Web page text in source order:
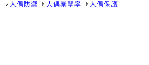
人偶防禦 人偶暴擊率
人偶保護